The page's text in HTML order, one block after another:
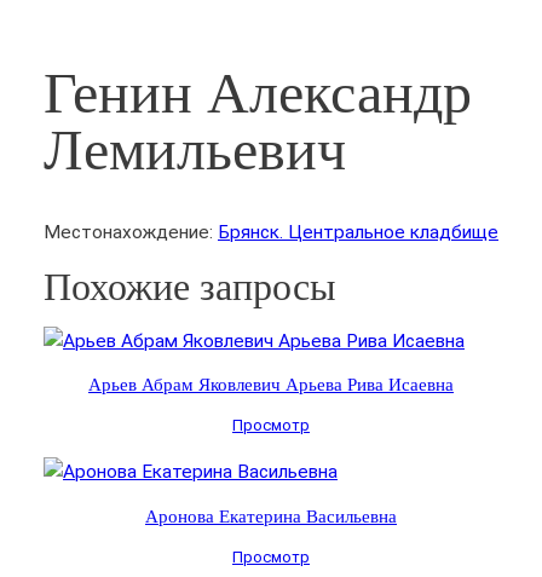
Генин Александр
Лемильевич
Местонахождение: Брянск. Центральное кладбище
Похожие запросы
Арьев Абрам Яковлевич Арьева Рива Исаевна
Просмотр
Аронова Екатерина Васильевна
Просмотр